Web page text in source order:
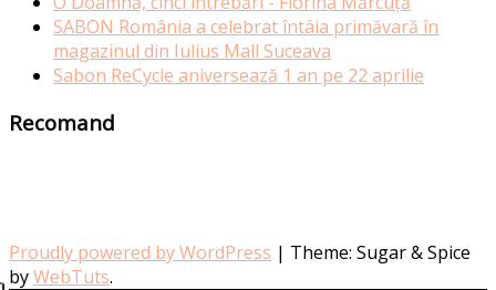
SABON România a celebrat întâia primăvară în
magazinul din Iulius Mall Suceava
Sabon ReCycle aniversează 1 an pe 22 aprilie
Recomand
Proudly powered by WordPress | Theme: Sugar & Spice
byWebTuts.